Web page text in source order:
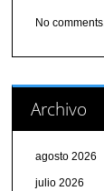
No comments.
Archivo
agosto 2026
julio 2026